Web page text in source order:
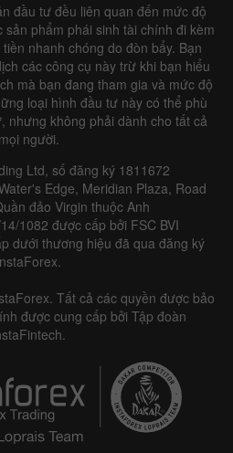
đầu tư đều liên quan đến mức độ
phẩm phái sinh tài chính đi kèm
nhanh chóng do đòn bẩy. Bạn
các công cụ này trừ khi bạn hiểu
mà bạn đang tham gia và mức độ
loại hình đầu tư này có thể phù
nhưng không phải dành cho tất cả
mọi người.
Ltd, số đăng ký 1811672
Edge, Meridian Plaza, Road
đảo Virgin thuộc Anh
1082 được cấp bởi FSC BVI
dưới thương hiệu đã qua đăng ký
Tất cả các quyền được bảo
được cung cấp bởi Tập đoàn